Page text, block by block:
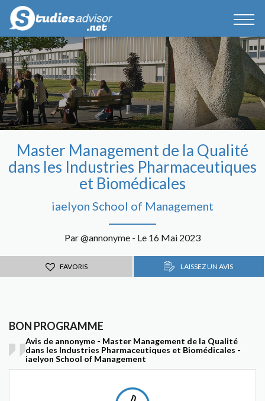
Master Management de la Qualité
dans les Industries Pharmaceutiques
et Biomédicales
iaelyon School of Management
Par @annonyme - Le 16 Mai 2023
FAVORIS LAISSEZ UN AVIS
BON PROGRAMME
Avis de annonyme - Master Management de la Qualité
dans les Industries Pharmaceutiques et Biomédicales -
iaelyon School of Management